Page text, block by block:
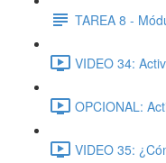
TAREA 8 -
VIDEO 34:
OPCIONAL:
VIDEO 35: